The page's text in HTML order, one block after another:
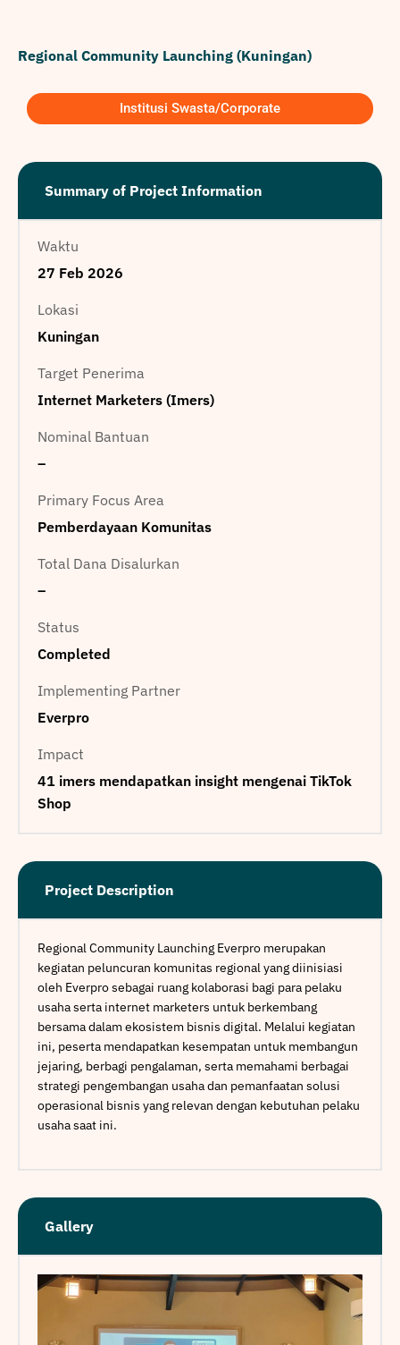
Regional Community Launching (Kuningan)
Institusi Swasta/Corporate
Summary of Project Information
Waktu
27 Feb 2026
Lokasi
Kuningan
Target Penerima
Internet Marketers (Imers)
Nominal Bantuan
–
Primary Focus Area
Pemberdayaan Komunitas
Total Dana Disalurkan
–
Status
Completed
Implementing Partner
Everpro
Impact
41 imers mendapatkan insight mengenai TikTok
Shop
Project Description
Regional Community Launching Everpro merupakan
kegiatan peluncuran komunitas regional yang diinisiasi
oleh Everpro sebagai ruang kolaborasi bagi para pelaku
usaha serta internet marketers untuk berkembang
bersama dalam ekosistem bisnis digital. Melalui kegiatan
ini, peserta mendapatkan kesempatan untuk membangun
jejaring, berbagi pengalaman, serta memahami berbagai
strategi pengembangan usaha dan pemanfaatan solusi
operasional bisnis yang relevan dengan kebutuhan pelaku
usaha saat ini.
Gallery